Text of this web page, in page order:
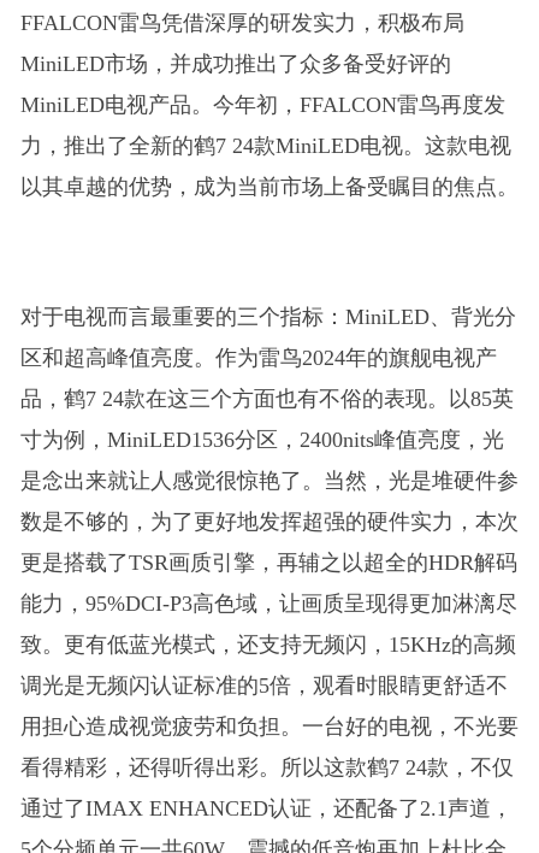
FFALCON雷鸟凭借深厚的研发实力，积极布局
MiniLED市场，并成功推出了众多备受好评的
MiniLED电视产品。今年初，FFALCON雷鸟再度发
力，推出了全新的鹤7 24款MiniLED电视。这款电视
以其卓越的优势，成为当前市场上备受瞩目的焦点。
对于电视而言最重要的三个指标：MiniLED、背光分
区和超高峰值亮度。作为雷鸟2024年的旗舰电视产
品，鹤7 24款在这三个方面也有不俗的表现。以85英
寸为例，MiniLED1536分区，2400nits峰值亮度，光
是念出来就让人感觉很惊艳了。当然，光是堆硬件参
数是不够的，为了更好地发挥超强的硬件实力，本次
更是搭载了TSR画质引擎，再辅之以超全的HDR解码
能力，95%DCI-P3高色域，让画质呈现得更加淋漓尽
致。更有低蓝光模式，还支持无频闪，15KHz的高频
调光是无频闪认证标准的5倍，观看时眼睛更舒适不
用担心造成视觉疲劳和负担。一台好的电视，不光要
看得精彩，还得听得出彩。所以这款鹤7 24款，不仅
通过了IMAX ENHANCED认证，还配备了2.1声道，